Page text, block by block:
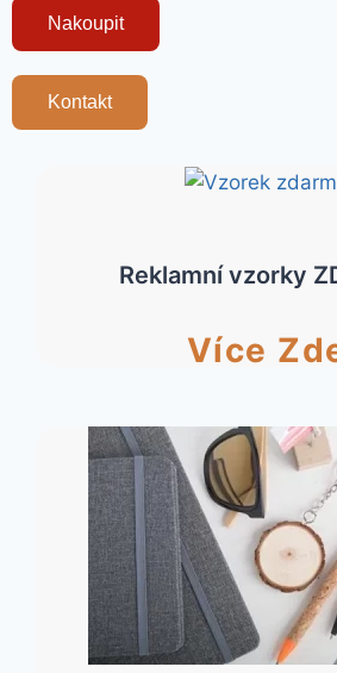
Nakoupit
Kontakt
Reklamní vzorky
Více